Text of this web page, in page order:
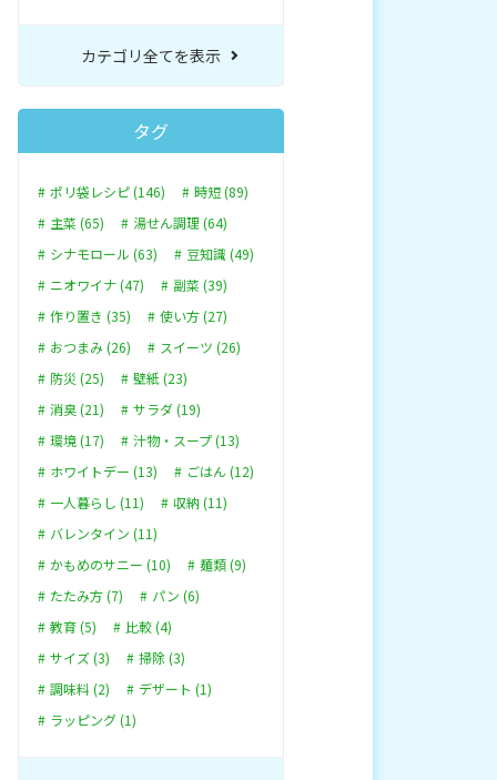
カテゴリ全てを表示
タグ
ポリ袋レシピ (146)
時短 (89)
主菜 (65)
湯せん調理 (64)
シナモロール (63)
豆知識 (49)
ニオワイナ (47)
副菜 (39)
作り置き (35)
使い方 (27)
おつまみ (26)
スイーツ (26)
防災 (25)
壁紙 (23)
消臭 (21)
サラダ (19)
環境 (17)
汁物・スープ (13)
ホワイトデー (13)
ごはん (12)
一人暮らし (11)
収納 (11)
バレンタイン (11)
かもめのサニー (10)
麺類 (9)
たたみ方 (7)
パン (6)
教育 (5)
比較 (4)
サイズ (3)
掃除 (3)
調味料 (2)
デザート (1)
ラッピング (1)